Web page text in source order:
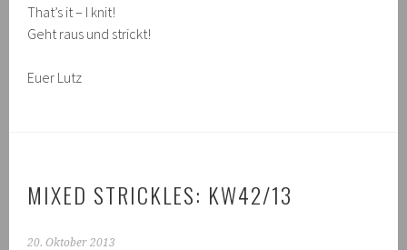
That’s it – I knit!
Geht raus und strickt!
Euer Lutz
MIXED STRICKLES: KW42/13
20. Oktober 2013